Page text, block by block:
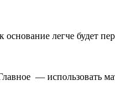
легче будет
— использовать